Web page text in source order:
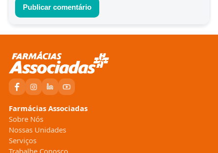
Farmácias Associadas
Sobre Nós
Nossas Unidades
Serviços
Trabalhe Conosco